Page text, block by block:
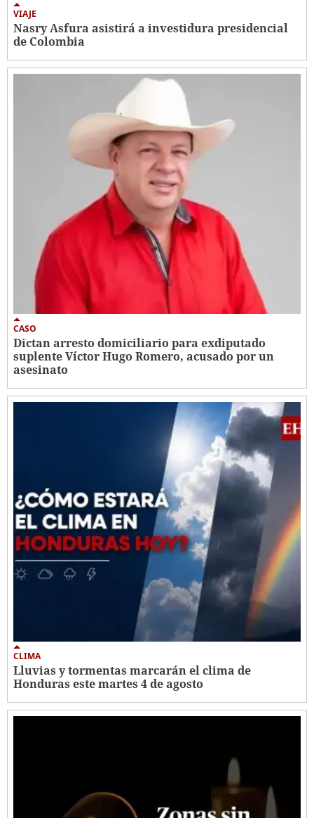
VIAJE
Nasry Asfura asistirá a investidura presidencial
de Colombia
CASO
Dictan arresto domiciliario para exdiputado
suplente Víctor Hugo Romero, acusado por un
asesinato
CLIMA
Lluvias y tormentas marcarán el clima de
Honduras este martes 4 de agosto